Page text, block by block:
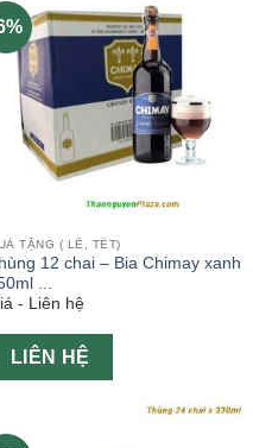
TẶNG ( LỄ, TẾT)
12 chai – Bia Chimay xanh
...
- Liên hệ
LIÊN HỆ